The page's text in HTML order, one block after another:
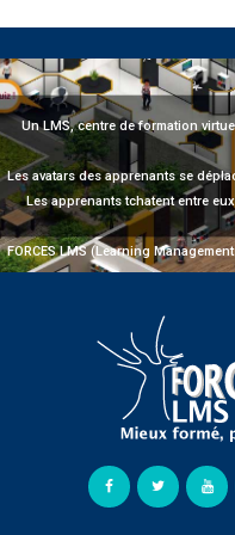
Un LMS, centre de formation
Les avatars des apprenants se
Les apprenants tchatent entre
FORCES LMS (Learning